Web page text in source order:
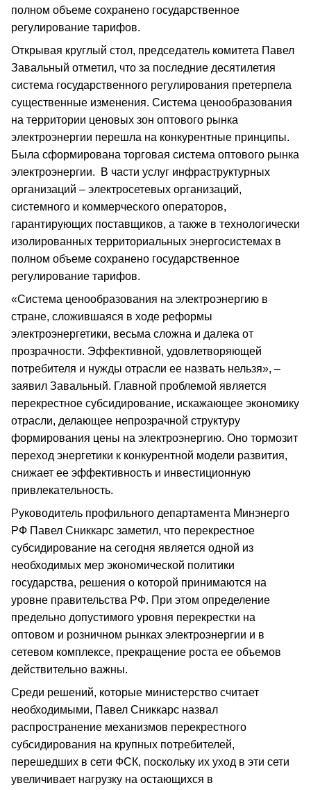
полном объеме сохранено государственное
регулирование тарифов.
Открывая круглый стол, председатель комитета Павел
Завальный отметил, что за последние десятилетия
система государственного регулирования претерпела
существенные изменения. Система ценообразования
на территории ценовых зон оптового рынка
электроэнергии перешла на конкурентные принципы.
Была сформирована торговая система оптового рынка
электроэнергии. В части услуг инфраструктурных
организаций – электросетевых организаций,
системного и коммерческого операторов,
гарантирующих поставщиков, а также в технологически
изолированных территориальных энергосистемах в
полном объеме сохранено государственное
регулирование тарифов.
«Система ценообразования на электроэнергию в
стране, сложившаяся в ходе реформы
электроэнергетики, весьма сложна и далека от
прозрачности. Эффективной, удовлетворяющей
потребителя и нужды отрасли ее назвать нельзя», –
заявил Завальный. Главной проблемой является
перекрестное субсидирование, искажающее экономику
отрасли, делающее непрозрачной структуру
формирования цены на электроэнергию. Оно тормозит
переход энергетики к конкурентной модели развития,
снижает ее эффективность и инвестиционную
привлекательность.
Руководитель профильного департамента Минэнерго
РФ Павел Сниккарс заметил, что перекрестное
субсидирование на сегодня является одной из
необходимых мер экономической политики
государства, решения о которой принимаются на
уровне правительства РФ. При этом определение
предельно допустимого уровня перекрестки на
оптовом и розничном рынках электроэнергии и в
сетевом комплексе, прекращение роста ее объемов
действительно важны.
Среди решений, которые министерство считает
необходимыми, Павел Сниккарс назвал
распространение механизмов перекрестного
субсидирования на крупных потребителей,
перешедших в сети ФСК, поскольку их уход в эти сети
увеличивает нагрузку на остающихся в